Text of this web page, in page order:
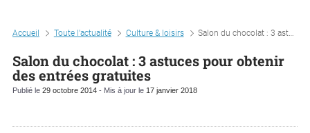
Accueil Toute l'actualité Culture & loisirs Salon du chocolat : 3 astuces pour obtenir des entrées gratuites
Salon du chocolat : 3 astuces pour obtenir
des entrées gratuites
Publié le 29 octobre 2014 - Mis à jour le 17 janvier 2018